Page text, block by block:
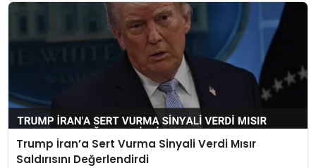
Trump İran’a Sert Vurma Sinyali Verdi Mısır
Saldırısını Değerlendirdi